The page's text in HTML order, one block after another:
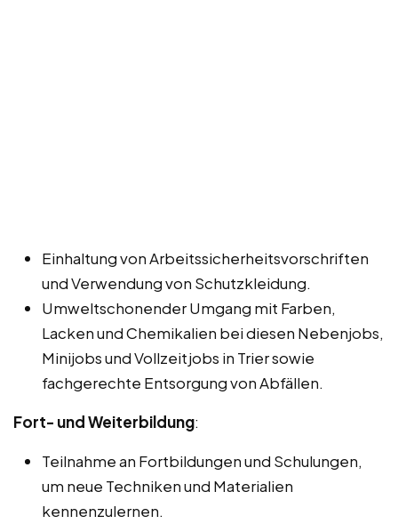
Einhaltung von Arbeitssicherheitsvorschriften
und Verwendung von Schutzkleidung.
Umweltschonender Umgang mit Farben,
Lacken und Chemikalien bei diesen Nebenjobs,
Minijobs und Vollzeitjobs in Trier sowie
fachgerechte Entsorgung von Abfällen.
Fort- und Weiterbildung:
Teilnahme an Fortbildungen und Schulungen,
um neue Techniken und Materialien
kennenzulernen.